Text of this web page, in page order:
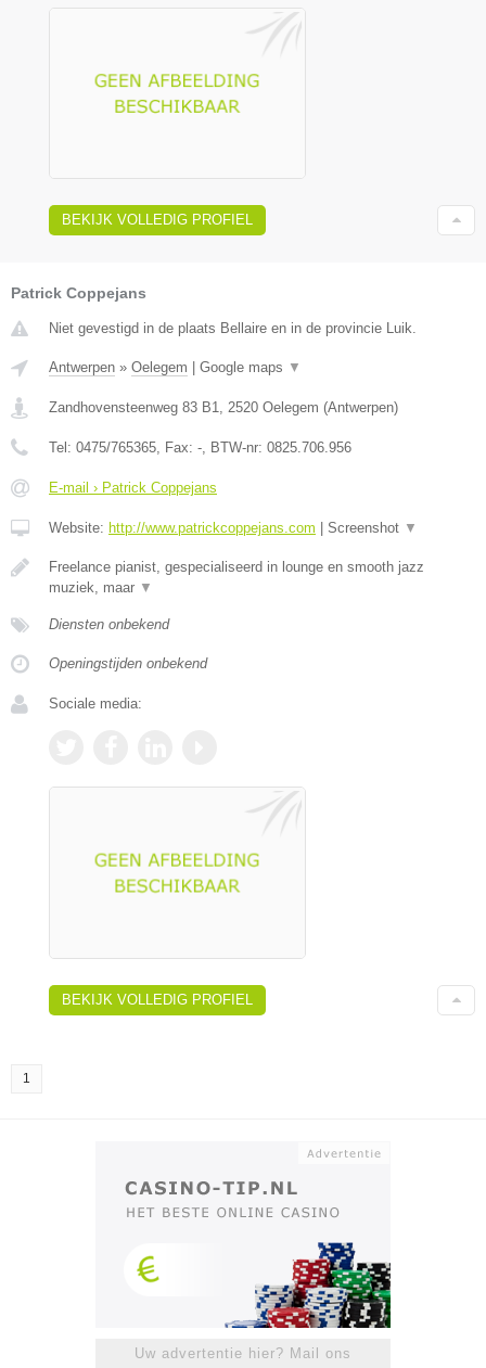
BEKIJK VOLLEDIG PROFIEL
Patrick Coppejans
Niet gevestigd in de plaats Bellaire en in de provincie Luik.
Antwerpen » Oelegem Google maps ▼
Zandhovensteenweg 83 B1, 2520 Oelegem (Antwerpen)
Tel: 0475/765365, Fax: -, BTW-nr: 0825.706.956
E-mail › Patrick Coppejans
Website: http://www.patrickcoppejans.com Screenshot ▼
Freelance pianist, gespecialiseerd in lounge en smooth jazz
muziek, maar ▼
Diensten onbekend
Openingstijden onbekend
Sociale media:
BEKIJK VOLLEDIG PROFIEL
1
Uw advertentie hier? Mail ons